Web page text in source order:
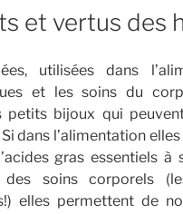
et vertus des
utilisées dans
et les soins du
petits bijoux qui
dans l’alimentation
gras essentiels
des soins corporels
elles permettent de